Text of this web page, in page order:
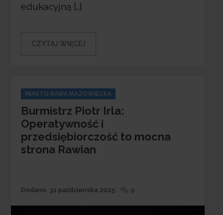
edukacyjną […]
CZYTAJ WIĘCEJ
Categories
MIASTO RAWA MAZOWIECKA
Burmistrz Piotr Irla:
Operatywność i
przedsiębiorczość to mocna
strona Rawian
Dodane
Dodano 31 października 2025 0